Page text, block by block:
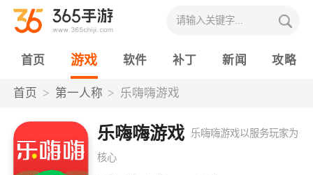
首页 游戏 软件 补丁 新闻 攻略
首页 第一人称 乐嗨嗨游戏
乐嗨嗨游戏 乐嗨嗨游戏以服务玩家为
核心